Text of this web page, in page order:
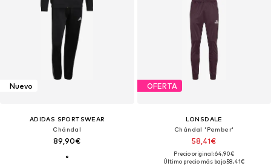
Nuevo
ADIDAS SPORTSWEAR
Chándal
89,90€
OFERTA
LONSDALE
Chándal 'Pember'
58,41€
Precio original: 64,90€
Último precio más bajo:58,41€